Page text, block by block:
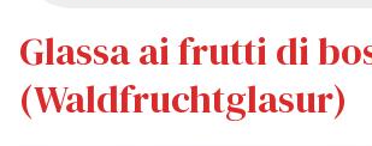
INTERESSANTES
SHOWROOM
Glassa ai frutti di
(Waldfruchtglasur)